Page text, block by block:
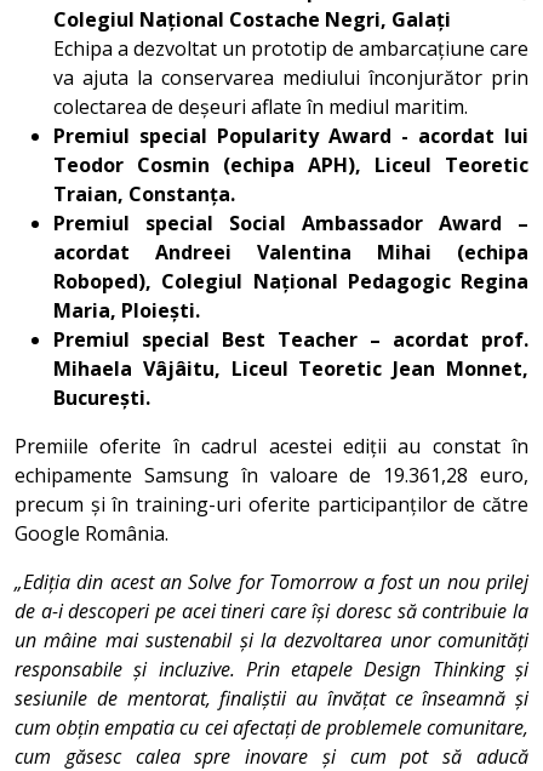
Colegiul Național Costache Negri, Galați
Echipa a dezvoltat un prototip de ambarcațiune care
va ajuta la conservarea mediului înconjurător prin
colectarea de deșeuri aflate în mediul maritim.
Premiul special Popularity Award - acordat lui
Teodor Cosmin (echipa APH), Liceul Teoretic
Traian, Constanța.
Premiul special Social Ambassador Award –
acordat Andreei Valentina Mihai (echipa
Roboped), Colegiul Național Pedagogic Regina
Maria, Ploiești.
Premiul special Best Teacher – acordat prof.
Mihaela Vâjâitu, Liceul Teoretic Jean Monnet,
București.
Premiile oferite în cadrul acestei ediții au constat în
echipamente Samsung în valoare de 19.361,28 euro,
precum și în training-uri oferite participanților de către
Google România.
„Ediția din acest an Solve for Tomorrow a fost un nou prilej
de a-i descoperi pe acei tineri care își doresc să contribuie la
un mâine mai sustenabil și la dezvoltarea unor comunități
responsabile și incluzive. Prin etapele Design Thinking și
sesiunile de mentorat, finaliștii au învățat ce înseamnă și
cum obțin empatia cu cei afectați de problemele comunitare,
cum găsesc calea spre inovare și cum pot să aducă